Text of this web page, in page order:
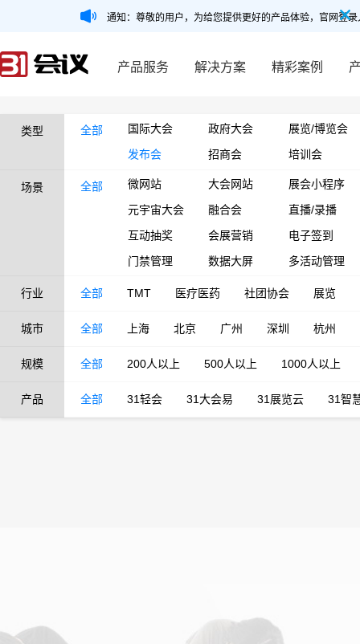
通知：尊敬的用户，为给您提供更好的产品体验，官网登
产品服务 解决方案 精彩案例
类型 全部 国际大会 政府大会
展览/博览会
发布会
招商会 培训会
场景 全部 微网站 大会网站
展会小程序
元宇宙大会
融合会
直播/录播
互动抽奖
会展营销
电子签到
门禁管理
数据大屏 多活动管理
行业 全部 TMT 医疗医药 社团协会 展览
城市 全部 上海 北京 广州 深圳 杭州
规模 全部 200人以上 500人以上 1000人以上
产品 全部 31轻会 31大会易 31展览云 31智